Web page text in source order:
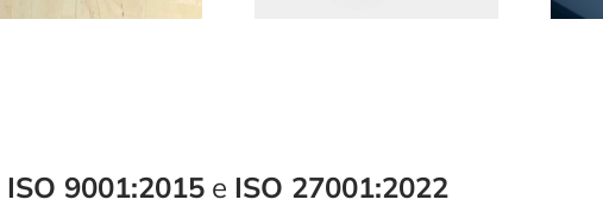
ISO 9001:2015 e ISO 27001:2022